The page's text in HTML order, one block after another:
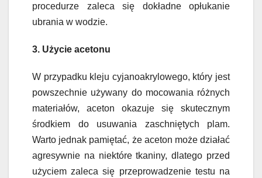
procedurze zaleca się dokładne opłukanie
ubrania w wodzie.
3. Użycie acetonu
W przypadku kleju cyjanoakrylowego, który jest
powszechnie używany do mocowania różnych
materiałów, aceton okazuje się skutecznym
środkiem do usuwania zaschniętych plam.
Warto jednak pamiętać, że aceton może działać
agresywnie na niektóre tkaniny, dlatego przed
użyciem zaleca się przeprowadzenie testu na